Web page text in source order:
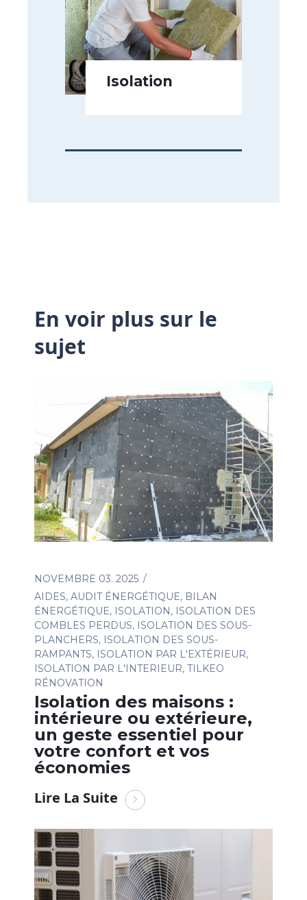
Isolation
En voir plus sur le
sujet
NOVEMBRE 03. 2025
AIDES, AUDIT ÉNERGÉTIQUE, BILAN
ÉNERGÉTIQUE, ISOLATION, ISOLATION DES
COMBLES PERDUS, ISOLATION DES SOUS-
PLANCHERS, ISOLATION DES SOUS-
RAMPANTS, ISOLATION PAR L'EXTÉRIEUR,
ISOLATION PAR L'INTERIEUR, TILKEO
RÉNOVATION
Isolation des maisons :
intérieure ou extérieure,
un geste essentiel pour
votre confort et vos
économies
Lire La Suite